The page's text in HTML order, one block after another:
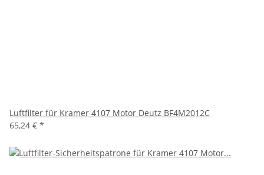
Luftfilter für Kramer 4107 Motor Deutz BF4M2012C
65,24 € *